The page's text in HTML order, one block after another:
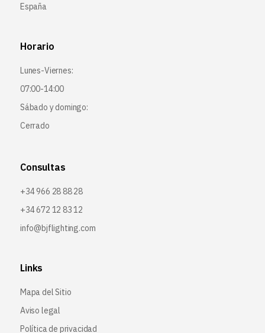
España
Horario
Lunes-Viernes:
07:00-14:00
Sábado y domingo:
Cerrado
Consultas
+34 966 28 88 28
+34 672 12 83 12
info@bjflighting.com
Links
Mapa del Sitio
Aviso legal
Política de privacidad